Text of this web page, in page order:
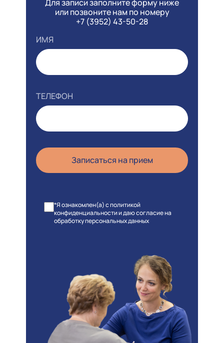
Для записи заполните форму ниже
или позвоните нам по номеру
+7 (3952) 43-50-28
ИМЯ
ТЕЛЕФОН
*Я ознакомлен(а) с политикой
конфиденциальности и даю согласие на
обработку персональных данных